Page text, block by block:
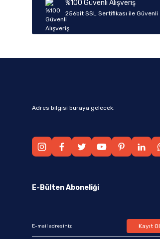
Ürün fiyatı diğer sitelerden daha pahalı.
Bu ürüne benzer farklı alternatifler olmalı.
%100 Güvenli Alışveriş
256bit SSL Sertifikası ile Güvenli
Adres bilgisi buraya gelecek.
E-Bülten Aboneliği
Kayıt Ol